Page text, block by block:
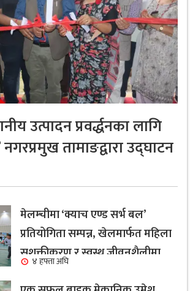
उत्पादन प्रवर्द्धनका लागि
तामाङद्वारा उद्घाटन
मेलम्चीमा ‘क्याच एण्ड सर्भ बल’
प्रतियोगिता सम्पन्न, खेलमार्फत महिला
सशक्तीकरण र स्वस्थ जीवनशैलीमा
जोड
४ हफ्ता अघि